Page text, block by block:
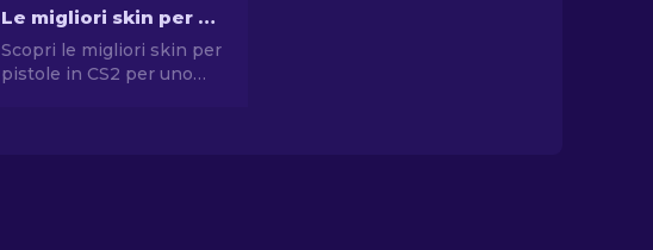
Le migliori skin per pistola in CS2 [2026]
Scopri le migliori skin per
pistole in CS2 per uno